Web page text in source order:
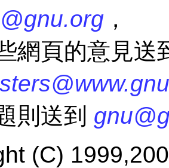
，
網頁的意見送
則送到
(C)